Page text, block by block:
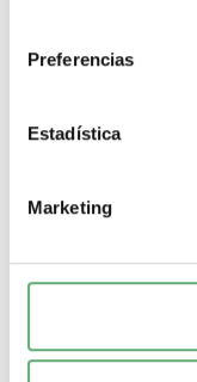
Preferencias
Estadística
Marketing
Bobina de disparo
LV429411 | 30 V Corriente continua (CC, DC) Bobina de
Tipo de producto o
circuito de control